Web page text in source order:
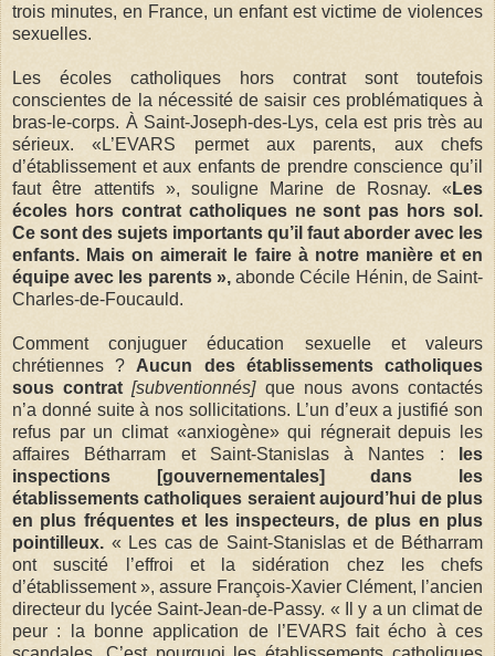
trois minutes, en France, un enfant est victime de violences
sexuelles.
Les écoles catholiques hors contrat sont toutefois
conscientes de la nécessité de saisir ces problématiques à
bras-le-corps. À Saint-Joseph-des-Lys, cela est pris très au
sérieux. «L’EVARS permet aux parents, aux chefs
d’établissement et aux enfants de prendre conscience qu’il
faut être attentifs », souligne Marine de Rosnay. « Les
écoles hors contrat catholiques ne sont pas hors sol.
Ce sont des sujets importants qu’il faut aborder avec les
enfants. Mais on aimerait le faire à notre manière et en
équipe avec les parents »,abonde Cécile Hénin, de Saint-
Charles-de-Foucauld.
Comment conjuguer éducation sexuelle et valeurs
chrétiennes ? Aucun des établissements catholiques
sous contrat [subventionnés]que nous avons contactés
n’a donné suite à nos sollicitations. L’un d’eux a justifié son
refus par un climat «anxiogène» qui régnerait depuis les
affaires Bétharram et Saint-Stanislas à Nantes :
les
inspections [gouvernementales] dans les
établissements catholiques seraient aujourd’hui de plus
en plus fréquentes et les inspecteurs, de plus en plus
pointilleux. « Les cas de Saint-Stanislas et de Bétharram
ont suscité l’effroi et la sidération chez les chefs
d’établissement », assure François-Xavier Clément, l’ancien
directeur du lycée Saint-Jean-de-Passy. « Il y a un climat de
peur : la bonne application de l’EVARS fait écho à ces